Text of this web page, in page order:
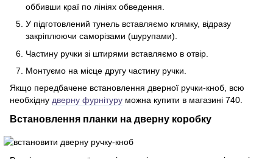
оббивши краї по лініях обведення.
У підготовлений тунель вставляємо клямку, відразу
закріплюючи саморізами (шурупами).
Частину ручки зі штирями вставляємо в отвір.
Монтуємо на місце другу частину ручки.
Якщо передбачене встановлення дверної ручки-кноб, всю
необхідну дверну фурнітуру можна купити в магазині 740.
Встановлення планки на дверну коробку